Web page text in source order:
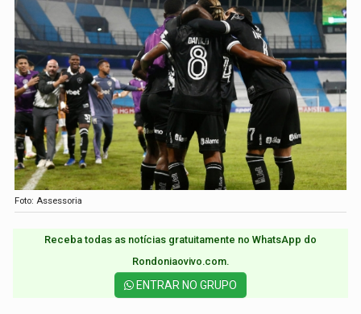
Foto: Assessoria
Receba todas as notícias gratuitamente no WhatsApp do
Rondoniaovivo.com.​
ENTRAR NO GRUPO